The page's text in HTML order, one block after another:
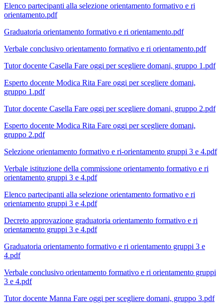
Elenco partecipanti alla selezione orientamento formativo e ri
orientamento.pdf
Graduatoria orientamento formativo e ri orientamento.pdf
Verbale conclusivo orientamento formativo e ri orientamento.pdf
Tutor docente Casella Fare oggi per scegliere domani, gruppo 1.pdf
Esperto docente Modica Rita Fare oggi per scegliere domani,
gruppo 1.pdf
Tutor docente Casella Fare oggi per scegliere domani, gruppo 2.pdf
Esperto docente Modica Rita Fare oggi per scegliere domani,
gruppo 2.pdf
Selezione orientamento formativo e ri-orientamento gruppi 3 e 4.pdf
Verbale istituzione della commissione orientamento formativo e ri
orientamento gruppi 3 e 4.pdf
Elenco partecipanti alla selezione orientamento formativo e ri
orientamento gruppi 3 e 4.pdf
Decreto approvazione graduatoria orientamento formativo e ri
orientamento gruppi 3 e 4.pdf
Graduatoria orientamento formativo e ri orientamento gruppi 3 e
4.pdf
Verbale conclusivo orientamento formativo e ri orientamento gruppi
3 e 4.pdf
Tutor docente Manna Fare oggi per scegliere domani, gruppo 3.pdf